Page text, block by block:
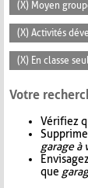
(X) Moyen
(X) Activités
(X) En classe
Votre
Vérifiez
garage à
que